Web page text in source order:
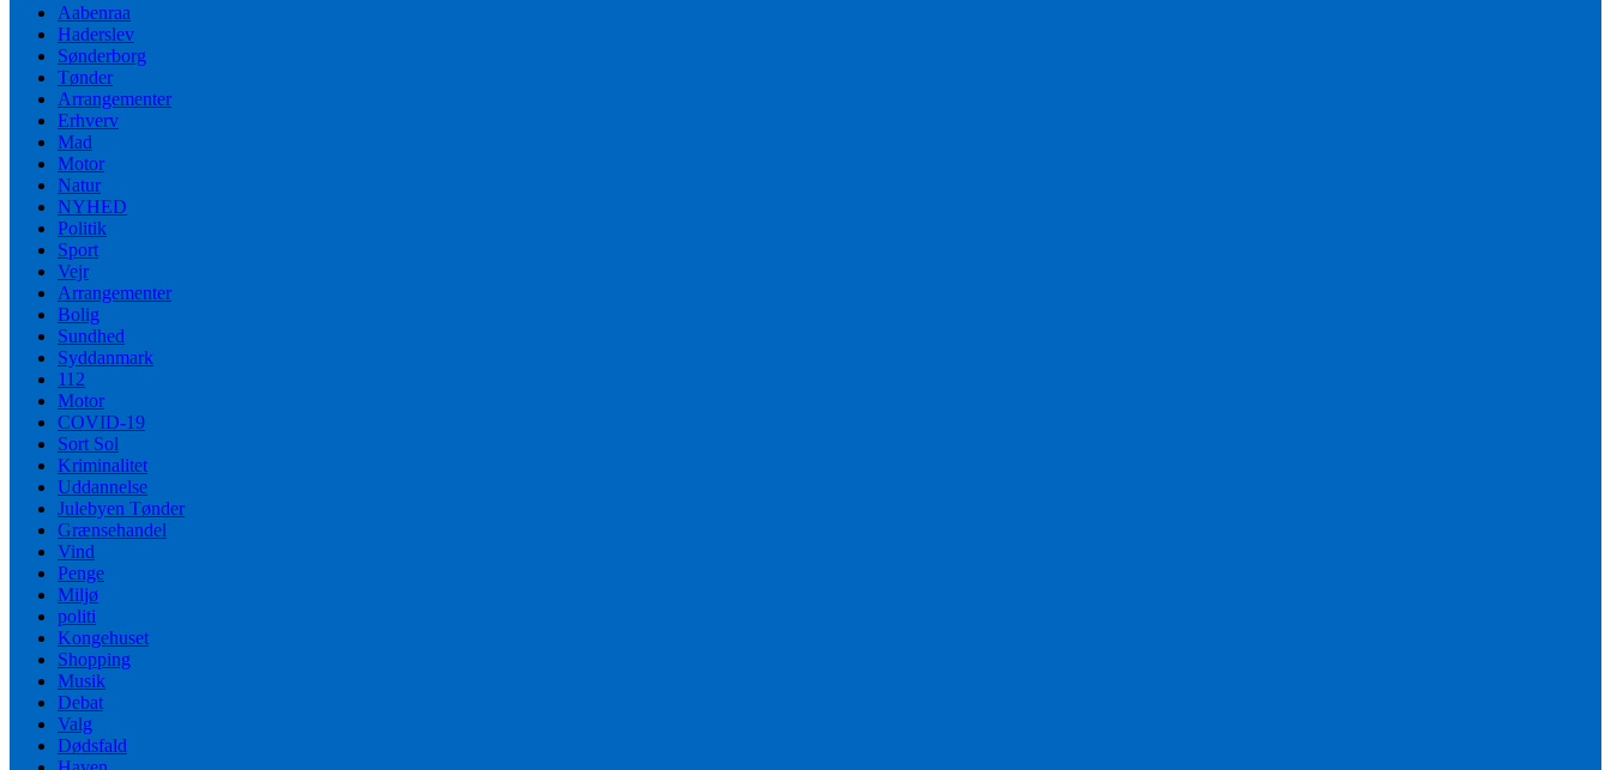
Aabenraa
Haderslev
Sønderborg
Tønder
Arrangementer
Erhverv
Mad
Motor
Natur
NYHED
Politik
Sport
Vejr
Arrangementer
Bolig
Sundhed
Syddanmark
112
Motor
COVID-19
Sort Sol
Kriminalitet
Uddannelse
Julebyen Tønder
Grænsehandel
Vind
Penge
Miljø
politi
Kongehuset
Shopping
Musik
Debat
Valg
Dødsfald